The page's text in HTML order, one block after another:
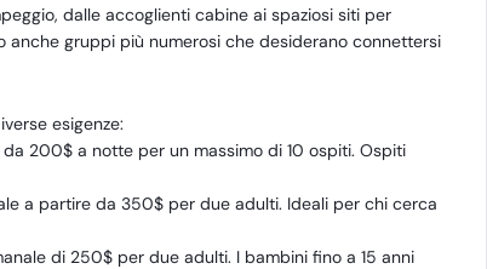
dalle accoglienti cabine ai spaziosi siti per
gruppi più numerosi che desiderano connettersi
esigenze:
200$ a notte per un massimo di 10 ospiti. Ospiti
a partire da 350$ per due adulti. Ideali per chi cerca
di 250$ per due adulti. I bambini fino a 15 anni